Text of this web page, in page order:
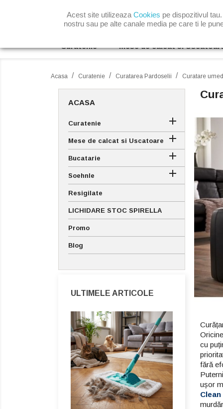
Home|Contact Suna-ne: 0727001945
Curatenie Mese de calcat si
Acasa Curatenie Curatarea Pardoselii Curatare
ACASA
Curatenie 
Mese de calcat si Uscatoare 
Bucatarie 
Soehnle 
Resigilate
LICHIDARE STOC SPIRELLA
Promo
Blog
ULTIMELE ARTICOLE
Cum să
cu
fără
ușor
Acest site utilizeaza Cookies pe dispozitivul
nostru sau pe alte canale media pe care ti le